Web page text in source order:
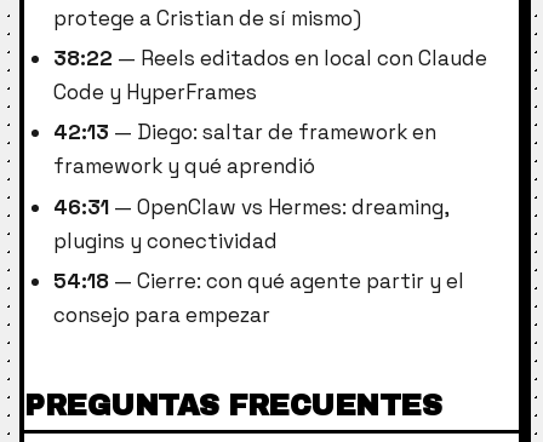
protege a Cristian de sí mismo)
38:22 — Reels editados en local con Claude
Code y HyperFrames
42:13 — Diego: saltar de framework en
framework y qué aprendió
46:31— OpenClaw vs Hermes: dreaming,
plugins y conectividad
54:18— Cierre: con qué agente partir y el
consejo para empezar
PREGUNTAS FRECUENTES